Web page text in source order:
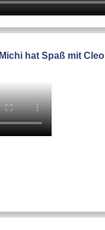
Michi hat Spaß mit Cleo